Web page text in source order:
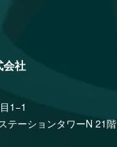
会社
1−1
テーションタワーN 21階